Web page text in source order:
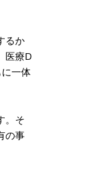
るか
医療D
一体
。そ
の事